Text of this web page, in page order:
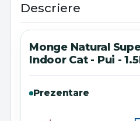
Descriere
Monge Natural
Indoor Cat - Pui -
Prezentare